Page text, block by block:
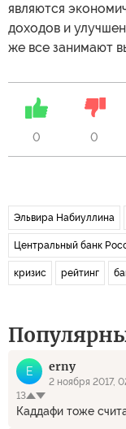
являются
доходов и
же все занимают
0 0
Эльвира Набиуллина
Центральный банк
кризис рейтинг
E erny
2 ноября 2017,
13
Каддафи тоже